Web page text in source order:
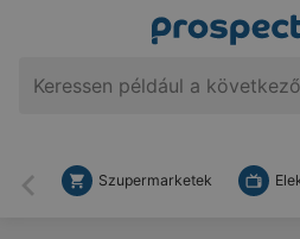
Vissza
Szupermarketek